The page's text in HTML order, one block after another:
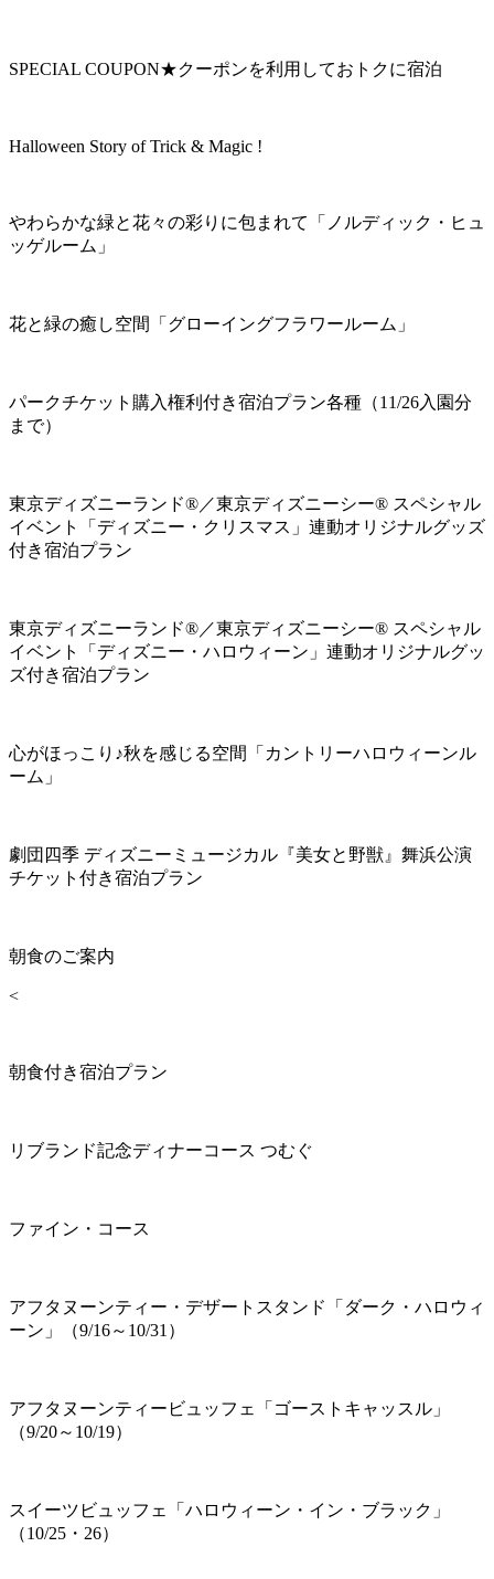
SPECIAL COUPON★クーポンを利用しておトクに宿泊
Halloween Story of Trick & Magic !
やわらかな緑と花々の彩りに包まれて「ノルディック・ヒュ
ッゲルーム」
花と緑の癒し空間「グローイングフラワールーム」
パークチケット購入権利付き宿泊プラン各種（11/26入園分
まで）
東京ディズニーランド®／東京ディズニーシー® スペシャル
イベント「ディズニー・クリスマス」連動オリジナルグッズ
付き宿泊プラン
東京ディズニーランド®／東京ディズニーシー® スペシャル
イベント「ディズニー・ハロウィーン」連動オリジナルグッ
ズ付き宿泊プラン
心がほっこり♪秋を感じる空間「カントリーハロウィーンル
ーム」
劇団四季 ディズニーミュージカル『美女と野獣』舞浜公演
チケット付き宿泊プラン
朝食のご案内
<
朝食付き宿泊プラン
リブランド記念ディナーコース つむぐ
ファイン・コース
アフタヌーンティー・デザートスタンド「ダーク・ハロウィ
ーン」（9/16～10/31）
アフタヌーンティービュッフェ「ゴーストキャッスル」
（9/20～10/19）
スイーツビュッフェ「ハロウィーン・イン・ブラック」
（10/25・26）